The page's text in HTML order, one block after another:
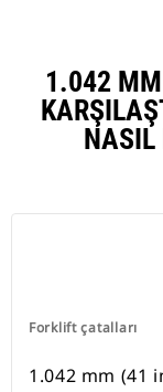
1.042
NASIL
Forklift çatalları
1.042 mm (41